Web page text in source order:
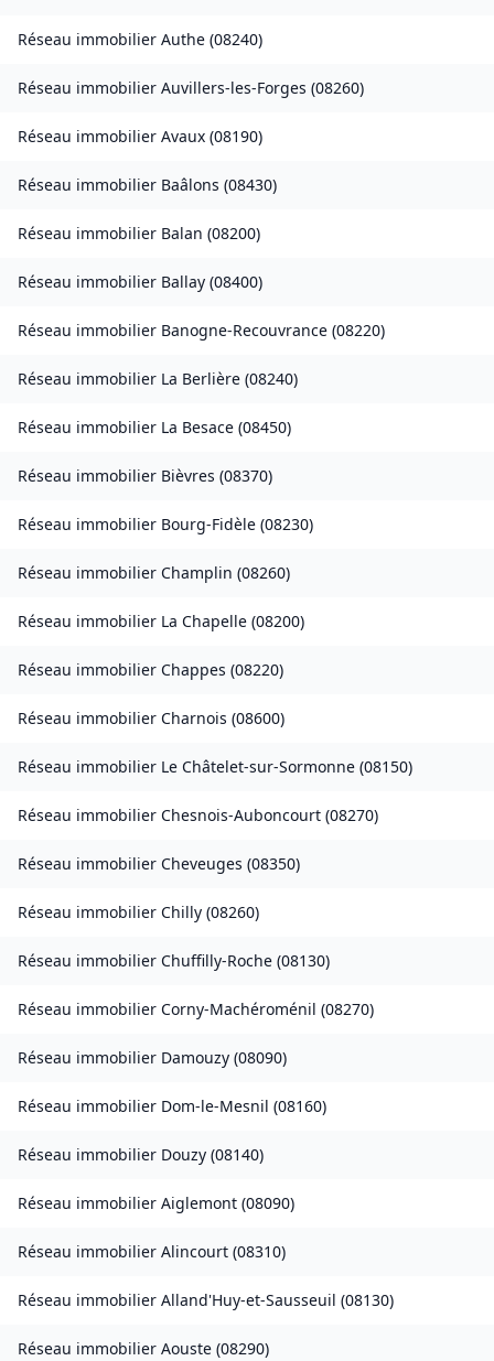
Réseau immobilier Authe (08240)
Réseau immobilier Auvillers-les-Forges (08260)
Réseau immobilier Avaux (08190)
Réseau immobilier Baâlons (08430)
Réseau immobilier Balan (08200)
Réseau immobilier Ballay (08400)
Réseau immobilier Banogne-Recouvrance (08220)
Réseau immobilier La Berlière (08240)
Réseau immobilier La Besace (08450)
Réseau immobilier Bièvres (08370)
Réseau immobilier Bourg-Fidèle (08230)
Réseau immobilier Champlin (08260)
Réseau immobilier La Chapelle (08200)
Réseau immobilier Chappes (08220)
Réseau immobilier Charnois (08600)
Réseau immobilier Le Châtelet-sur-Sormonne (08150)
Réseau immobilier Chesnois-Auboncourt (08270)
Réseau immobilier Cheveuges (08350)
Réseau immobilier Chilly (08260)
Réseau immobilier Chuffilly-Roche (08130)
Réseau immobilier Corny-Machéroménil (08270)
Réseau immobilier Damouzy (08090)
Réseau immobilier Dom-le-Mesnil (08160)
Réseau immobilier Douzy (08140)
Réseau immobilier Aiglemont (08090)
Réseau immobilier Alincourt (08310)
Réseau immobilier Alland'Huy-et-Sausseuil (08130)
Réseau immobilier Aouste (08290)